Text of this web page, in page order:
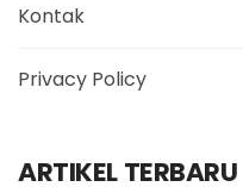
Kontak
Privacy Policy
ARTIKEL TERBARU